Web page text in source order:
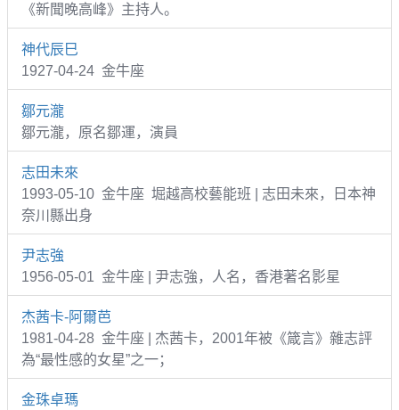
《新聞晚高峰》主持人。
神代辰巳
1927-04-24 金牛座
鄒元瀧
鄒元瀧，原名鄒運，演員
志田未來
1993-05-10 金牛座 堀越高校藝能班 | 志田未來，日本神
奈川縣出身
尹志強
1956-05-01 金牛座 | 尹志強，人名，香港著名影星
杰茜卡-阿爾芭
1981-04-28 金牛座 | 杰茜卡，2001年被《箴言》雜志評
為“最性感的女星”之一；
金珠卓瑪